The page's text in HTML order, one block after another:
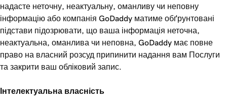
надасте неточну, неактуальну, оманливу чи неповну
інформацію або компанія GoDaddy матиме обґрунтовані
підстави підозрювати, що ваша інформація неточна,
неактуальна, оманлива чи неповна, GoDaddy має повне
право на власний розсуд припинити надання вам Послуги
та закрити ваш обліковий запис.
Інтелектуальна власність